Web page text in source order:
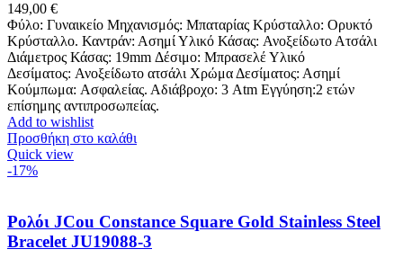
149,00 €
Φύλο: Γυναικείο Μηχανισμός: Μπαταρίας Κρύσταλλο: Ορυκτό
Κρύσταλλο. Καντράν: Ασημί Υλικό Κάσας: Ανοξείδωτο Ατσάλι
Διάμετρος Κάσας: 19mm Δέσιμο: Μπρασελέ Υλικό
Δεσίματος: Ανοξείδωτο ατσάλι Χρώμα Δεσίματος: Ασημί
Κούμπωμα: Ασφαλείας. Αδιάβροχο: 3 Atm Εγγύηση:2 ετών
επίσημης αντιπροσωπείας.
Add to wishlist
Προσθήκη στο καλάθι
Quick view
-17%
Ρολόι JCou Constance Square Gold Stainless Steel
Bracelet JU19088-3